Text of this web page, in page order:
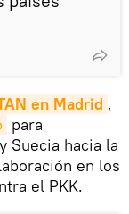
en Madrid ,
para
Suecia hacia la
en los
el PKK.